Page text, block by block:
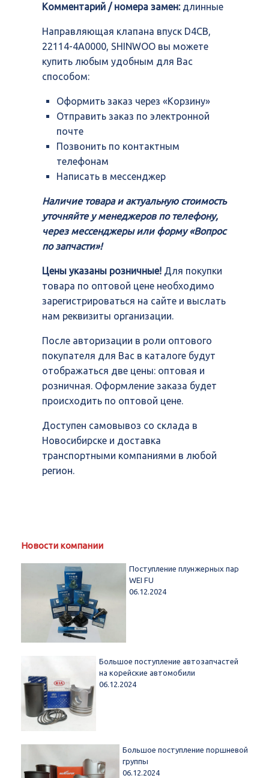
4A0000,
Комментарий / номера замен:длинные
Направляющая клапана впуск D4CB,
22114-4A0000, SHINWOO вы можете
купить любым удобным для Вас
способом:
Оформить заказ через «Корзину»
Отправить заказ по электронной
почте
Позвонить по контактным
телефонам
Написать в мессенджер
Наличие товара и актуальную стоимость
уточняйте у менеджеров по телефону,
через мессенджеры или форму «Вопрос
по запчасти»!
Цены указаны розничные! Для покупки
товара по оптовой цене необходимо
зарегистрироваться на сайте и выслать
нам реквизиты организации.
После авторизации в роли оптового
покупателя для Вас в каталоге будут
отображаться две цены: оптовая и
розничная. Оформление заказа будет
происходить по оптовой цене.
Доступен самовывоз со склада в
Новосибирске и доставка
транспортными компаниями в любой
регион.
Новости компании
Поступление плунжерных пар
WEI FU
06.12.2024
Большое поступление автозапчастей
на корейские автомобили
06.12.2024
Большое поступление поршневой
группы
06.12.2024